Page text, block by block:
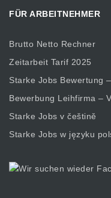
FÜR ARBEITNEHMER
Brutto Netto Rechner
Zeitarbeit Tarif 2025
Starke Jobs Bewertung
Bewerbung Leihfirma –
Starke Jobs v češtině
Starke Jobs w języku